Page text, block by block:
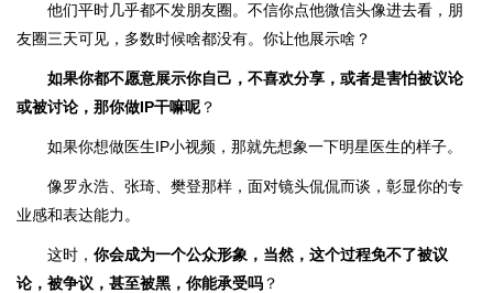
他们平时几乎都不发朋友圈。不信你点他微信头像进去看，朋
友圈三天可见，多数时候啥都没有。你让他展示啥？
如果你都不愿意展示你自己，不喜欢分享，或者是害怕被议论
或被讨论，那你做IP干嘛呢 ？
如果你想做医生IP小视频，那就先想象一下明星医生的样子。
像罗永浩、张琦、樊登那样，面对镜头侃侃而谈，彰显你的专
业感和表达能力。
这时， 你会成为一个公众形象，当然，这个过程免不了被议
论，被争议，甚至被黑，你能承受吗 ？